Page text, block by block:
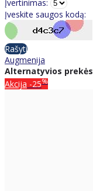
Įvertinimas:
Įveskite saugos kodą:
Rašyti
Augmenija
Alternatyvios prekės
Akcija -25%